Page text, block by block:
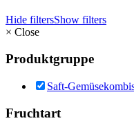
Hide filtersShow filters
× Close
Produktgruppe
Saft-
Fruchtart